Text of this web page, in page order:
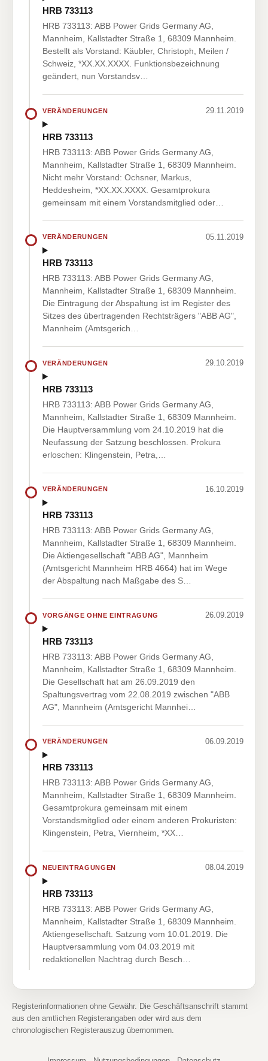
HRB 733113
HRB 733113: ABB Power Grids Germany AG,
Mannheim, Kallstadter Straße 1, 68309 Mannheim.
Bestellt als Vorstand: Käubler, Christoph, Meilen /
Schweiz, *XX.XX.XXXX. Funktionsbezeichnung
geändert, nun Vorstandsv…
VERÄNDERUNGEN 29.11.2019
HRB 733113
HRB 733113: ABB Power Grids Germany AG,
Mannheim, Kallstadter Straße 1, 68309 Mannheim.
Nicht mehr Vorstand: Ochsner, Markus,
Heddesheim, *XX.XX.XXXX. Gesamtprokura
gemeinsam mit einem Vorstandsmitglied oder…
VERÄNDERUNGEN 05.11.2019
HRB 733113
HRB 733113: ABB Power Grids Germany AG,
Mannheim, Kallstadter Straße 1, 68309 Mannheim.
Die Eintragung der Abspaltung ist im Register des
Sitzes des übertragenden Rechtsträgers "ABB AG",
Mannheim (Amtsgerich…
VERÄNDERUNGEN 29.10.2019
HRB 733113
HRB 733113: ABB Power Grids Germany AG,
Mannheim, Kallstadter Straße 1, 68309 Mannheim.
Die Hauptversammlung vom 24.10.2019 hat die
Neufassung der Satzung beschlossen. Prokura
erloschen: Klingenstein, Petra,…
VERÄNDERUNGEN 16.10.2019
HRB 733113
HRB 733113: ABB Power Grids Germany AG,
Mannheim, Kallstadter Straße 1, 68309 Mannheim.
Die Aktiengesellschaft "ABB AG", Mannheim
(Amtsgericht Mannheim HRB 4664) hat im Wege
der Abspaltung nach Maßgabe des S…
VORGÄNGE OHNE EINTRAGUNG 26.09.2019
HRB 733113
HRB 733113: ABB Power Grids Germany AG,
Mannheim, Kallstadter Straße 1, 68309 Mannheim.
Die Gesellschaft hat am 26.09.2019 den
Spaltungsvertrag vom 22.08.2019 zwischen "ABB
AG", Mannheim (Amtsgericht Mannhei…
VERÄNDERUNGEN 06.09.2019
HRB 733113
HRB 733113: ABB Power Grids Germany AG,
Mannheim, Kallstadter Straße 1, 68309 Mannheim.
Gesamtprokura gemeinsam mit einem
Vorstandsmitglied oder einem anderen Prokuristen:
Klingenstein, Petra, Viernheim, *XX…
NEUEINTRAGUNGEN 08.04.2019
HRB 733113
HRB 733113: ABB Power Grids Germany AG,
Mannheim, Kallstadter Straße 1, 68309 Mannheim.
Aktiengesellschaft. Satzung vom 10.01.2019. Die
Hauptversammlung vom 04.03.2019 mit
redaktionellen Nachtrag durch Besch…
Registerinformationen ohne Gewähr. Die Geschäftsanschrift stammt
aus den amtlichen Registerangaben oder wird aus dem
chronologischen Registerauszug übernommen.